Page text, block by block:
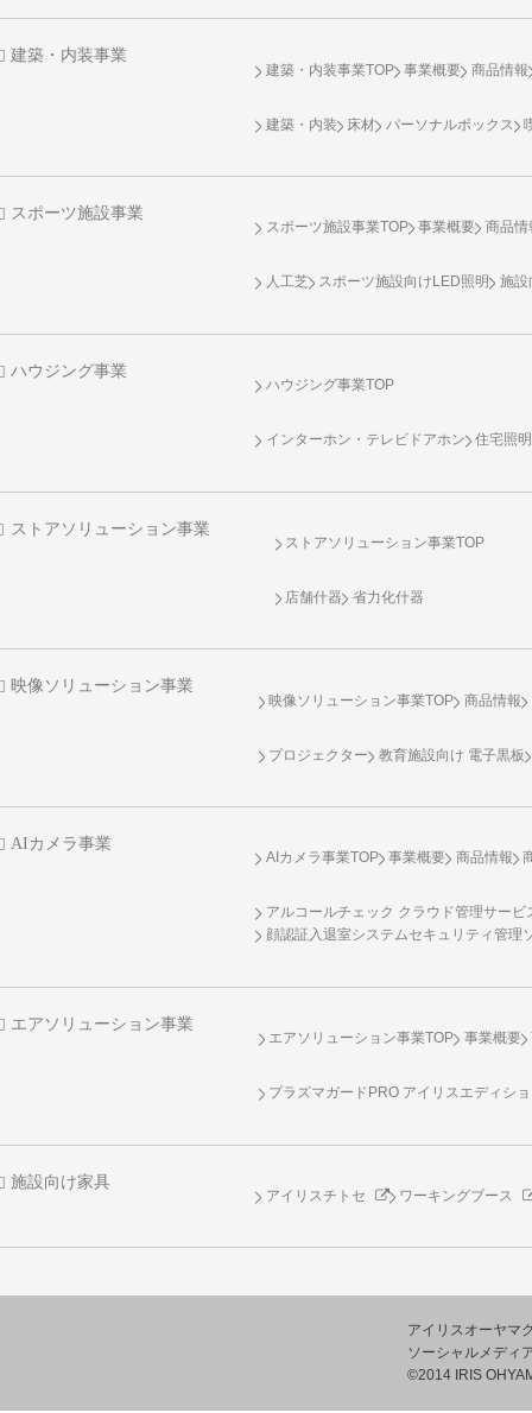
建築・内装事業
建築・内装事業TOP 事業概要 商品情報
建築・内装 床材 パーソナルボックス
スポーツ施設事業
スポーツ施設事業TOP 事業概要 商品情
人工芝 スポーツ施設向け LED照明 施設
ハウジング事業
ハウジング事業TOP
インターホン・テレビドアホン 住宅照明
ストアソリューション事業
ストアソリューション事業TOP
店舗什器 省力化什器
映像ソリューション事業
映像ソリューション事業TOP 商品情報
プロジェクター 教育施設向け 電子黒板
AIカメラ事業
AIカメラ事業TOP 事業概要 商品情報
アルコールチェック クラウド管理サービ
顔認証入退室システムセキュリティ管理
エアソリューション事業
エアソリューション事業TOP 事業概要
プラズマガードPRO アイリスエディシ
施設向け家具
アイリスチトセ ワーキングブース
アイリスオーヤマ
ソーシャルメディ
©2014 IRIS